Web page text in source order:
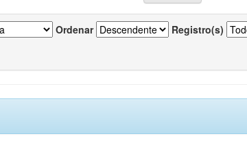
Ordenar Registro(s)